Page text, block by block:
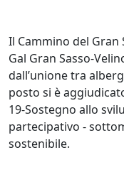
Il Cammino del
Gal Gran Sasso-
dall’unione tra
posto si è
19-Sostegno allo
partecipativo -
sostenibile.